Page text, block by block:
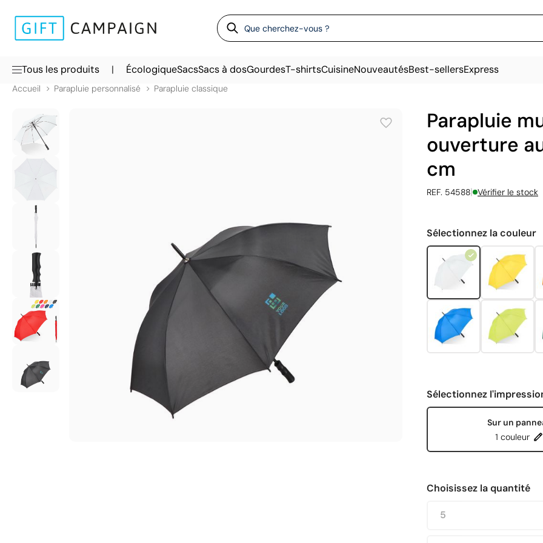
Tous les produits | ÉcologiqueSacsSacs à dosGourdesT-shirtsCuisineNouveautésBest-sellersExpress
Accueil Parapluie personnalisé Parapluie classique
Parapluie
ouverture
cm
REF. 54588| Vérifier le stock
Sélectionnez la couleur
Sélectionnez
Sur un
1 couleur
Choisissez la quantité
5